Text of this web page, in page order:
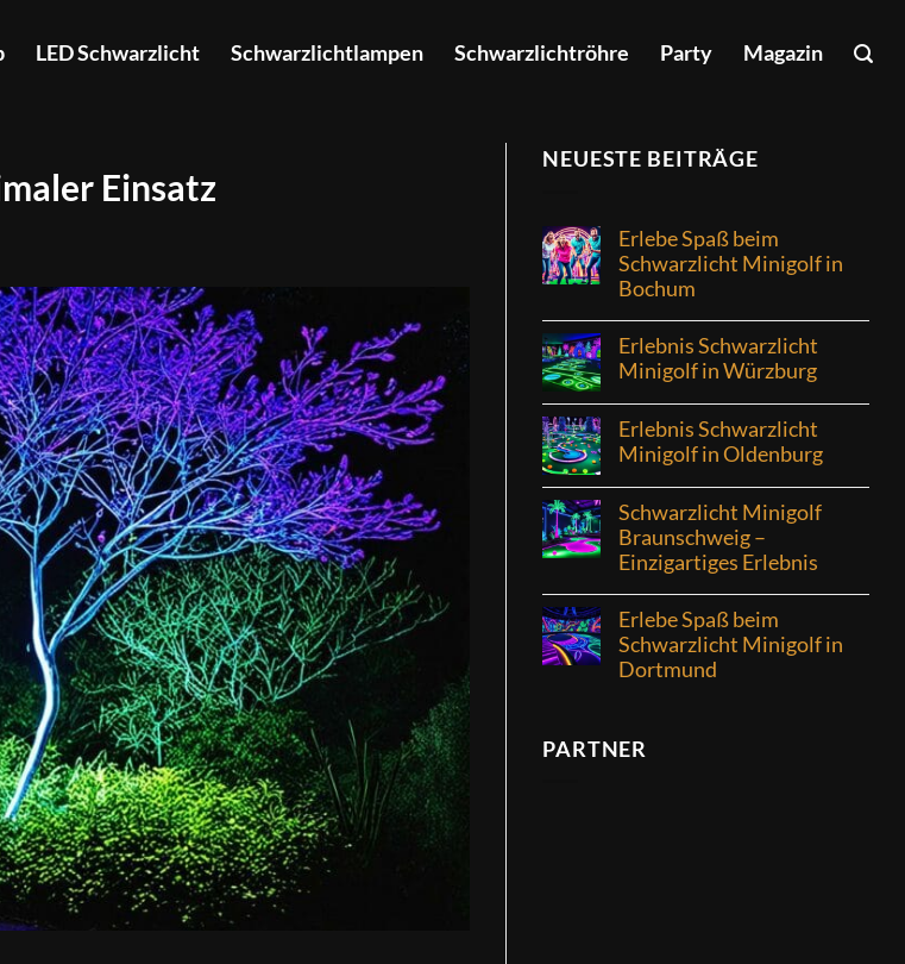
LED Schwarzlicht Schwarzlichtlampen Schwarzlichtröhre Party Magazin
Einsatz
NEUESTE BEITRÄGE
Erlebe Spaß beim
Schwarzlicht Minigolf in
Bochum
Erlebnis Schwarzlicht
Minigolf in Würzburg
Erlebnis Schwarzlicht
Minigolf in Oldenburg
Schwarzlicht Minigolf
Braunschweig –
Einzigartiges Erlebnis
Erlebe Spaß beim
Schwarzlicht Minigolf in
Dortmund
PARTNER